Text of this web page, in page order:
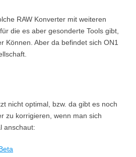
RAW Konverter mit weiteren
die es aber gesonderte Tools gibt,
Können. Aber da befindet sich ON1
nicht optimal, bzw. da gibt es noch
zu korrigieren, wenn man sich
anschaut: